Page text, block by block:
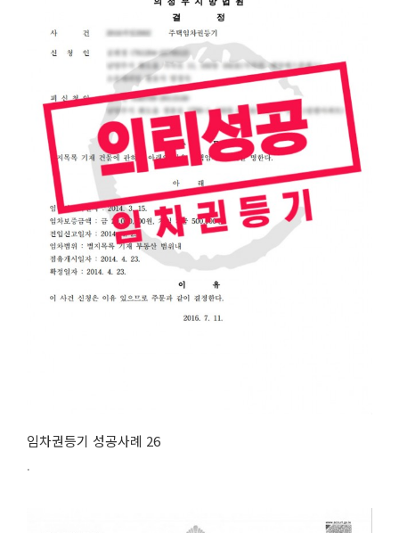
임차권등기 성공사례 26
.